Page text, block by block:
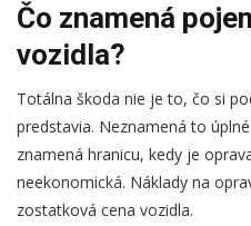
Čo znamená
vozidla?
Totálna škoda nie je to, čo si
predstavia. Neznamená to
znamená hranicu, kedy je
neekonomická. Náklady na
zostatková cena vozidla.